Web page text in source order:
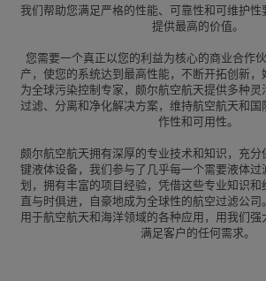
我们帮助您满足严格的性能、可靠性和可维护性
提供最高的价值。
您需要一个真正以您的利益为核心的商业合作
产，使您的系统达到最高性能，不断开拓创新
为全球污染控制专家，颇尔航空航天提供多种
过滤、分离和净化解决方案，维持航空航天和
作性和可用性。
颇尔航空航天拥有深厚的专业技术和知识，充
键液体设备，我们参与了几乎每一个需要液体
划，拥有丰富的项目经验，凭借这些专业知识
直与时俱进，自豪地成为全球性的航空过滤公
用于航空航天和海洋领域的各种应用，用我们
满足客户的任何需求。